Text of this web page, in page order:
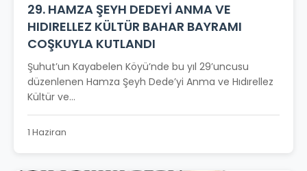
29. HAMZA ŞEYH DEDEYİ ANMA VE
HIDIRELLEZ KÜLTÜR BAHAR BAYRAMI
COŞKUYLA KUTLANDI
Şuhut’un Kayabelen Köyü’nde bu yıl 29’uncusu
düzenlenen Hamza Şeyh Dede’yi Anma ve Hıdırellez
Kültür ve...
1 Haziran